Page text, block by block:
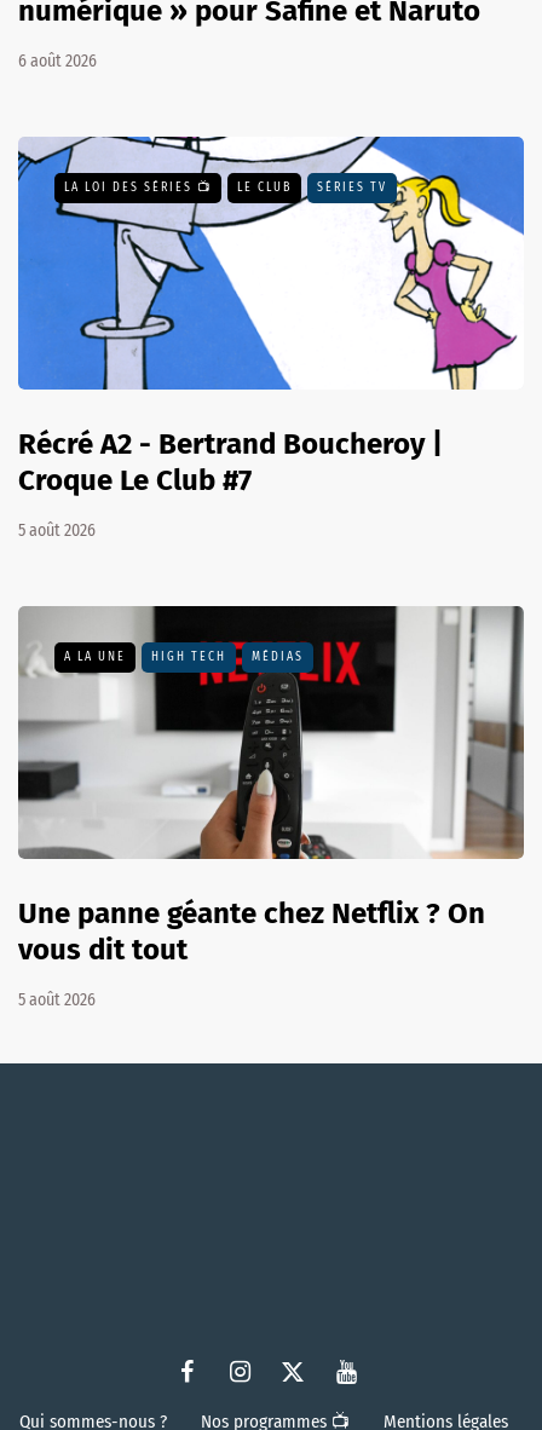
numérique » pour Safine et Naruto
6 août 2026
LA LOI DES SÉRIES 📺 LE CLUB SÉRIES TV
Récré A2 - Bertrand Boucheroy |
Croque Le Club #7
5 août 2026
A LA UNE HIGH TECH MÉDIAS
Une panne géante chez Netflix ? On
vous dit tout
5 août 2026
Qui sommes-nous ? Nos programmes 📺 Mentions légales